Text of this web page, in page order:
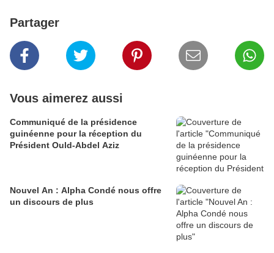
Partager
Vous aimerez aussi
Communiqué de la présidence
guinéenne pour la réception du
Président Ould-Abdel Aziz
Nouvel An : Alpha Condé nous offre
un discours de plus